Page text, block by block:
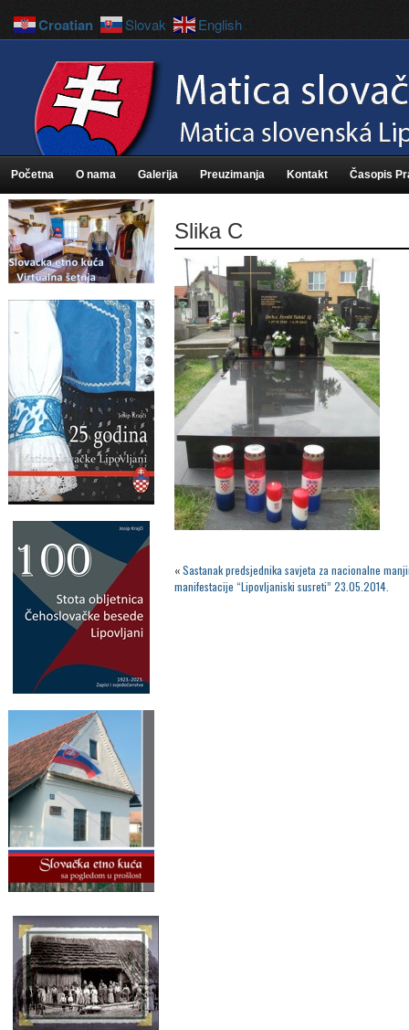
Početna O nama Galerija Preuzimanja Kontakt Časopis
Slika C
«Sastanak predsjednika savjeta za nacionalne
manifestacije “Lipovljaniski susreti” 23.05.2014.
Croatian Slovak English